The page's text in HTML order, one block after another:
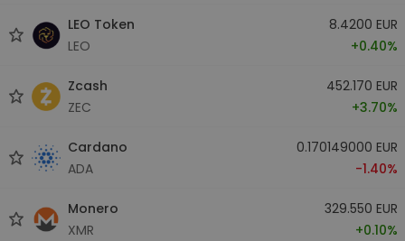
LEO Token
LEO
8.4200 EUR
+0.40%
Zcash
ZEC
452.170 EUR
+3.70%
Cardano
ADA
0.170149000 EUR
-1.40%
Monero
XMR
329.550 EUR
+0.10%